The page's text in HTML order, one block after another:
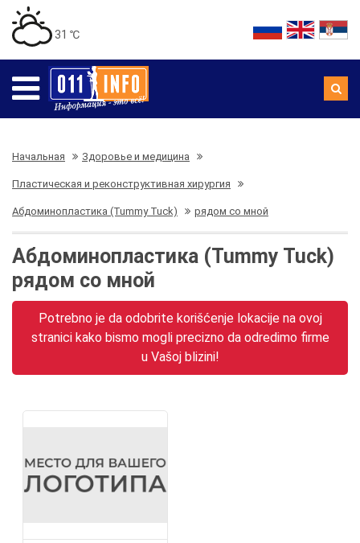
31 ℃
Начальная Здоровье и медицина
Пластическая и реконструктивная хирургия
Абдоминопластика (Tummy Tuck) рядом со мной
Абдоминопластика (Tummy Tuck)
рядом со мной
Potrebno je da odobrite korišćenje lokacije na ovoj
stranici kako bismo mogli precizno da odredimo firme
u Vašoj blizini!